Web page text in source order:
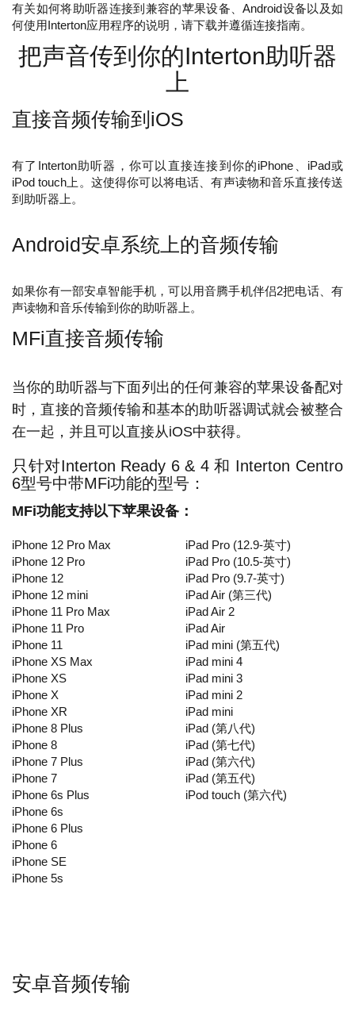
用户通道
ENGLISH
Česká republika
Français India (en)
Polskie Português
有关如何将助听器连接到兼容的苹果设备、Android设备以及如
何使用Interton应用程序的说明，请下载并遵循连接指南。
把声音传到你的Interton助听器
上
直接音频传输到iOS
有了Interton助听器，你可以直接连接到你的iPhone、iPad或
iPod touch上。这使得你可以将电话、有声读物和音乐直接传送
到助听器上。
Android安卓系统上的音频传输
如果你有一部安卓智能手机，可以用音腾手机伴侣2把电话、有
声读物和音乐传输到你的助听器上。
MFi直接音频传输
当你的助听器与下面列出的任何兼容的苹果设备配对
时，直接的音频传输和基本的助听器调试就会被整合
在一起，并且可以直接从iOS中获得。
只针对Interton Ready 6 & 4 和 Interton Centro
6型号中带MFi功能的型号：
MFi功能支持以下苹果设备：
iPhone 12 Pro Max
iPhone 12 Pro
iPhone 12
iPhone 12 mini
iPhone 11 Pro Max
iPhone 11 Pro
iPhone 11
iPhone XS Max
iPhone XS
iPhone X
iPhone XR
iPhone 8 Plus
iPhone 8
iPhone 7 Plus
iPhone 7
iPhone 6s Plus
iPhone 6s
iPhone 6 Plus
iPhone 6
iPhone SE
iPhone 5s
iPad Pro (12.9-英寸)
iPad Pro (10.5-英寸)
iPad Pro (9.7-英寸)
iPad Air (第三代)
iPad Air 2
iPad Air
iPad mini (第五代)
iPad mini 4
iPad mini 3
iPad mini 2
iPad mini
iPad (第八代)
iPad (第七代)
iPad (第六代)
iPad (第五代)
iPod touch (第六代)
安卓音频传输